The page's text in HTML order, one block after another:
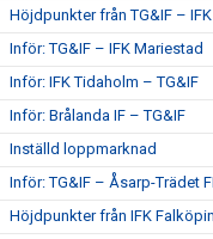
Höjdpunkter från TG&IF –
Inför: TG&IF – IFK Mariestad
Inför: IFK Tidaholm – TG&IF
Inför: Brålanda IF – TG&IF
Inställd loppmarknad
Inför: TG&IF – Åsarp-Trädet
Höjdpunkter från IFK